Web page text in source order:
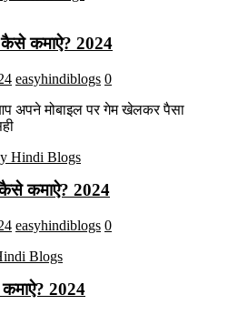
कमाऐ? 2024
easyhindiblogs 0
अपने मोबाइल पर गेम खेलकर पैसा
कमाऐ? 2024
easyhindiblogs 0
2024